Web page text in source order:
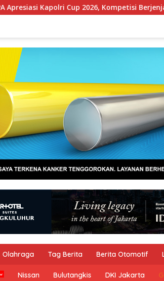
2026, Kompetisi Berjenjang dari Polres
Olahraga Tag Berita Berita Otomotif
Nissan Bulutangkis DKI Jakarta